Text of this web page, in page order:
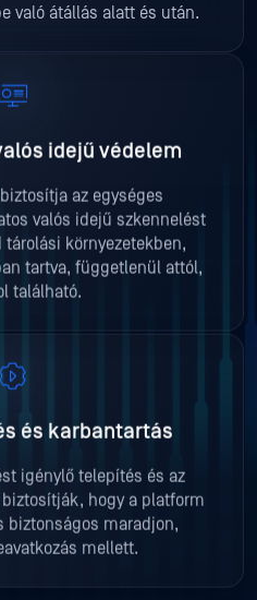
való átállás alatt és után.
idejű védelem
az egységes
valós idejű szkennelést
környezetekben,
tartva, függetlenül attól,
található.
és karbantartás
igénylő telepítés és az
hogy a platform
maradjon,
mellett.